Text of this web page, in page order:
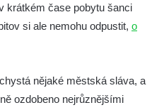
krátkém čase pobytu šanci
si ale nemohu odpustit, o
nějaké městská sláva, a
ozdobeno nejrůznějšími